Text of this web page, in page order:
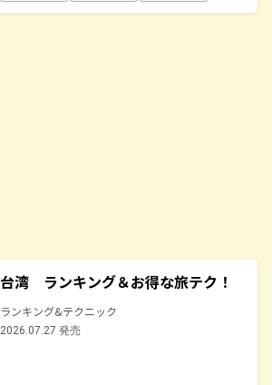
台湾 ランキング＆お得な旅テク！
ランキング&テクニック
2026.07.27 発売